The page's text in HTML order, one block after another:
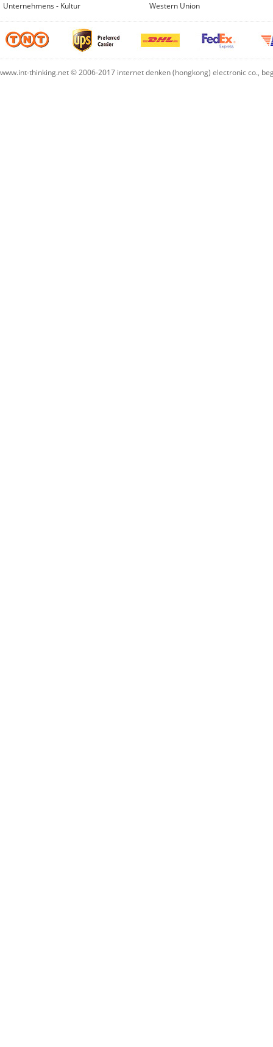
Unternehmens - Kultur
Western Union
www.int-thinking.net © 2006-2017 internet denken (hongkong) electronic co.,